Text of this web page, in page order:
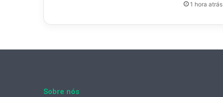
1 hora atrás
Sobre nós